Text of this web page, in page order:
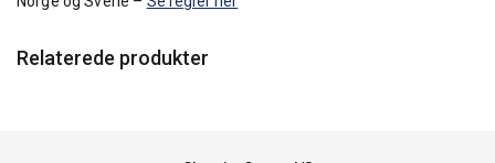
Relaterede produkter